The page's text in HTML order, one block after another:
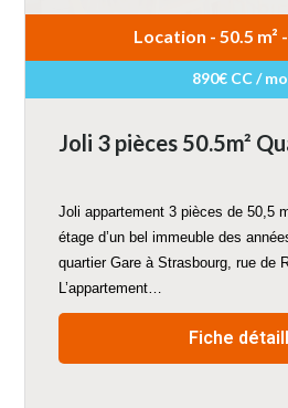
Location - 50.5 m²
890€ CC /
Joli 3 pièces 50.5m²
Joli appartement 3 pièces de 50,5
étage d’un bel immeuble des
quartier Gare à Strasbourg, rue de
L’appartement…
Fiche